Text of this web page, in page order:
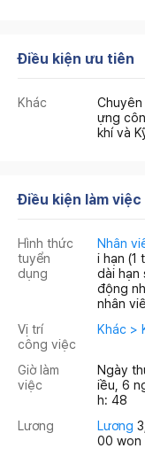
Điều kiện ưu tiên
Khác
ựng
khí và
Điều kiện làm việc
Hình thức
tuyển
dụng
Nhân
i hạn (1
dài hạn
động
nhân
Vị trí
công việc
Khác >
Giờ làm
việc
Ngày
iều, 6
h: 48
Lương
Lương
00 won